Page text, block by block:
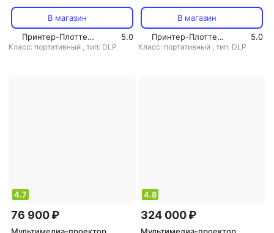
В магазин
Принтер-Плоттер.ру
5.0
Класс: портативный , тип: DLP
В магазин
Принтер-Плоттер.ру
5.0
Класс: портативный , тип: DLP
4.7
76 900 ₽
4.8
324 000 ₽